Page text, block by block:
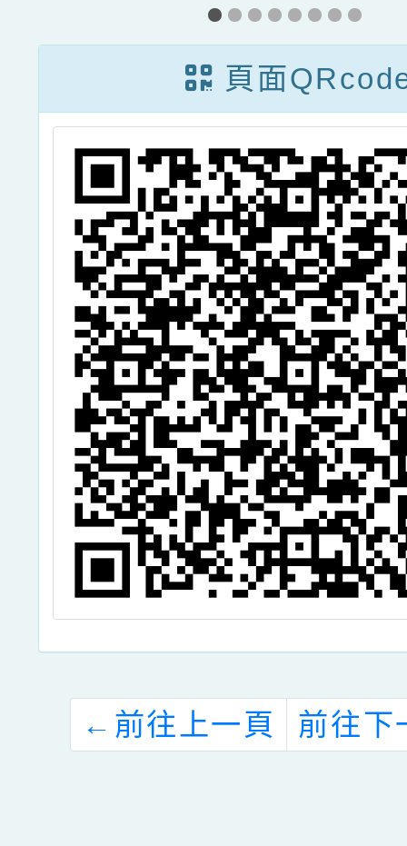
子吃好也學好」
信函
「
：亞
育國
灣性
視報
一案
明，
頁面
← 前往上一頁 前往下